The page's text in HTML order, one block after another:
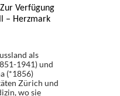
Verfügung
– Herzmark
als
1941) und
(*1856)
Zürich und
wo sie